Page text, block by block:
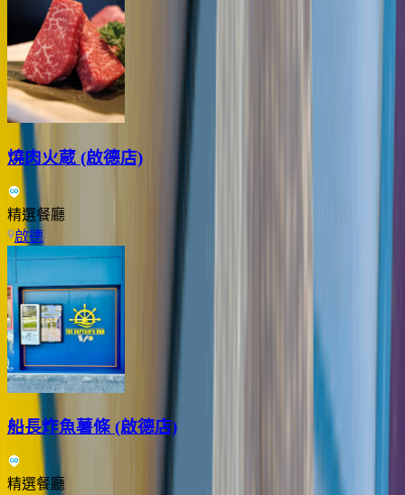
燒肉火蔵 (啟德店)
精選餐廳
啟德
船長炸魚薯條 (啟德店)
精選餐廳